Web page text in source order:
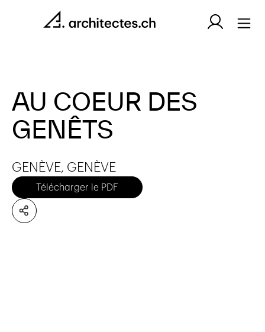
AU COEUR DES
GENÊTS
GENÈVE, GENÈVE
Télécharger le PDF